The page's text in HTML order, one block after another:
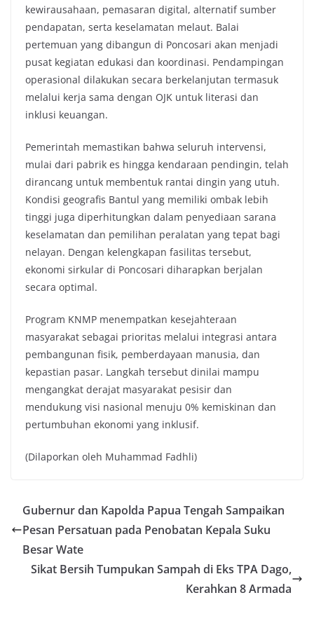
kewirausahaan, pemasaran digital, alternatif sumber
pendapatan, serta keselamatan melaut. Balai
pertemuan yang dibangun di Poncosari akan menjadi
pusat kegiatan edukasi dan koordinasi. Pendampingan
operasional dilakukan secara berkelanjutan termasuk
melalui kerja sama dengan OJK untuk literasi dan
inklusi keuangan.
Pemerintah memastikan bahwa seluruh intervensi,
mulai dari pabrik es hingga kendaraan pendingin, telah
dirancang untuk membentuk rantai dingin yang utuh.
Kondisi geografis Bantul yang memiliki ombak lebih
tinggi juga diperhitungkan dalam penyediaan sarana
keselamatan dan pemilihan peralatan yang tepat bagi
nelayan. Dengan kelengkapan fasilitas tersebut,
ekonomi sirkular di Poncosari diharapkan berjalan
secara optimal.
Program KNMP menempatkan kesejahteraan
masyarakat sebagai prioritas melalui integrasi antara
pembangunan fisik, pemberdayaan manusia, dan
kepastian pasar. Langkah tersebut dinilai mampu
mengangkat derajat masyarakat pesisir dan
mendukung visi nasional menuju 0% kemiskinan dan
pertumbuhan ekonomi yang inklusif.
(Dilaporkan oleh Muhammad Fadhli)
Gubernur dan Kapolda Papua Tengah Sampaikan
Pesan Persatuan pada Penobatan Kepala Suku
Besar Wate
Sikat Bersih Tumpukan Sampah di Eks TPA Dago,
Kerahkan 8 Armada